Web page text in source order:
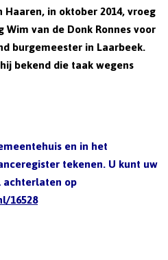
in oktober 2014, vroeg
van de Donk Ronnes voor
burgemeester in Laarbeek.
bekend die taak wegens
en in het
tekenen.U kunt uw
op
16528